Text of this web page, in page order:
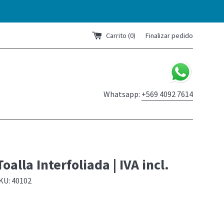
Carrito (0) Finalizar pedido
Whatsapp: +569 4092 7614
Interfoliada | IVA incl.
40102